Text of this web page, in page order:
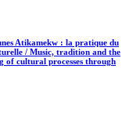
Atikamekw : la pratique du
/ Music, tradition and the
of cultural processes through